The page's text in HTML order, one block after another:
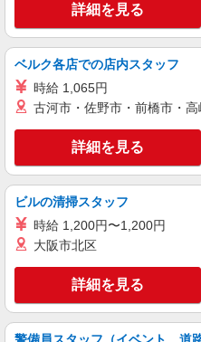
はなこと
396-1）
キープ
正社員
株式会社HITOWA フードサービ
福祉施設での
月給23万1,000円
アズハイ
14号）
キープ
アルバイト パート
株式会社HITOWA フードサービ
詳細を見る
ベルク各店での店内スタッフ
時給 1,065円
古河市・佐野市・前橋市・
詳細を見る
ビルの清掃スタッフ
時給 1,200円〜1,200円
大阪市北区
詳細を見る